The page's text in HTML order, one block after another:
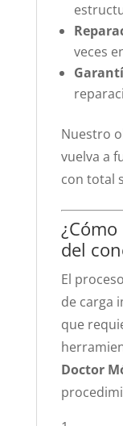
veces
Nuestro
vuelva a
con total
del
El
de carga
que
Doctor